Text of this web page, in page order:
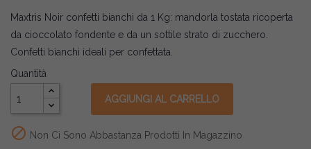
Maxtris Noir confetti bianchi da 1 Kg: mandorla tostata ricoperta
da cioccolato fondente e da un sottile strato di zucchero.
Confetti bianchi ideali per confettata.
Quantità
AGGIUNGI AL CARRELLO
 Non Ci Sono Abbastanza Prodotti In Magazzino